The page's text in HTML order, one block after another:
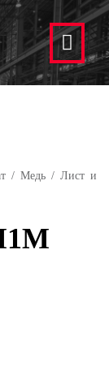
/ Медь/ Лист и